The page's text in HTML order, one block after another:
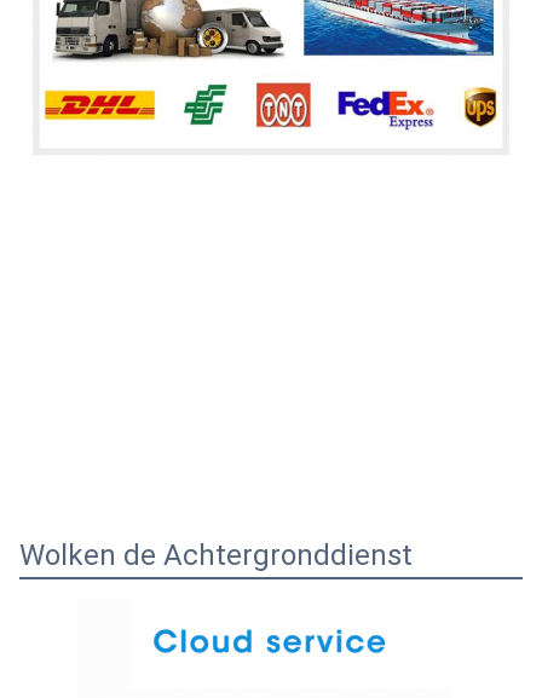
Wolken de Achtergronddienst